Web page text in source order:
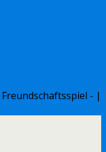
Freundschaftsspiel - |